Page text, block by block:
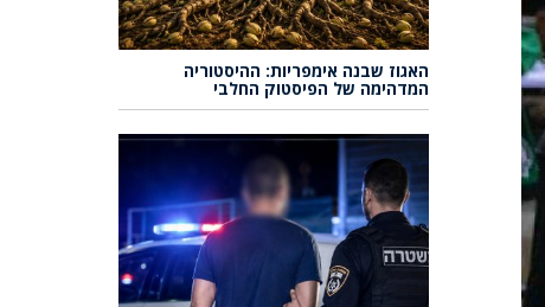
האגוז שבנה אימפריות: ההיסטוריה
המדהימה של הפיסטוק החלבי